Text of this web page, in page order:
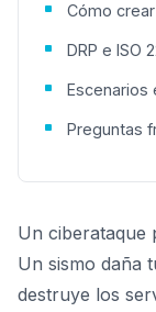
Un ciberataque
Un sismo daña
destruye los
Cómo crear
DRP e ISO
Escenarios
Preguntas